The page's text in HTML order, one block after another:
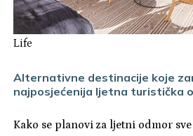
Life
Alternativne destinacije koje
najposjećenija ljetna turistička
Kako se planovi za ljetni odmor